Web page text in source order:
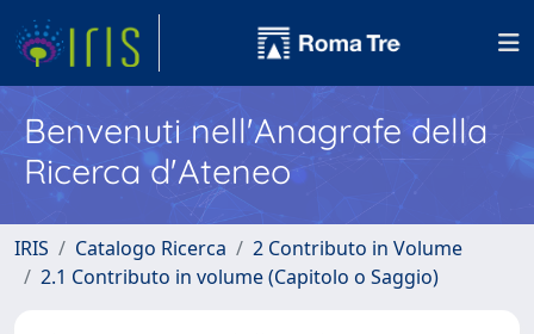
Benvenuti nell'Anagrafe della
Ricerca d'Ateneo
IRIS Catalogo Ricerca
2 Contributo in Volume
2.1 Contributo in volume (Capitolo o Saggio)